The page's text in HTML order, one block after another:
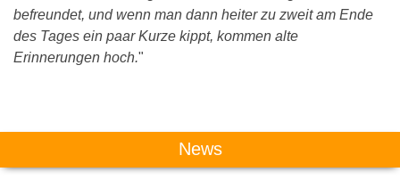
befreundet, und wenn man dann heiter zu zweit am Ende
des Tages ein paar Kurze kippt, kommen alte
Erinnerungen hoch."
Das könnte Dich auch interessieren:
News